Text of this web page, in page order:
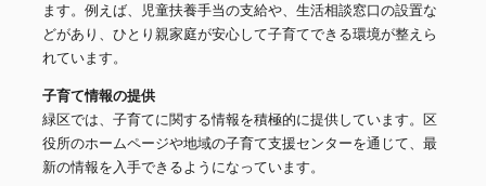
ます。例えば、児童扶養手当の支給や、生活相談窓口の設置な
どがあり、ひとり親家庭が安心して子育てできる環境が整えら
れています。
子育て情報の提供
緑区では、子育てに関する情報を積極的に提供しています。区
役所のホームページや地域の子育て支援センターを通じて、最
新の情報を入手できるようになっています。